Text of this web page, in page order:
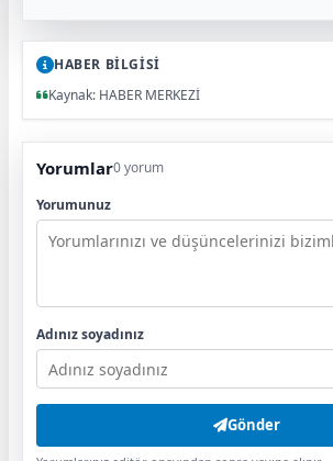
HABER BİLGİSİ
Kaynak: HABER MERKEZİ
Yorumlar0 yorum
Yorumunuz
Adınız soyadınız
Gönder